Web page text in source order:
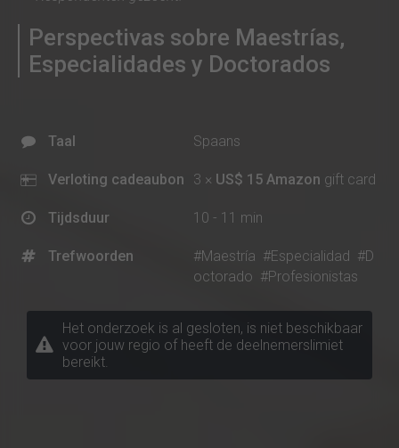
Perspectivas sobre Maestrías,
Especialidades y Doctorados
Taal Spaans
Verloting cadeaubon 3 × US$ 15 Amazon gift card
Tijdsduur 10 - 11 min
Trefwoorden #Maestría #Especialidad #D
octorado #Profesionistas
Het onderzoek is al gesloten, is niet beschikbaar
voor jouw regio of heeft de deelnemerslimiet
bereikt.